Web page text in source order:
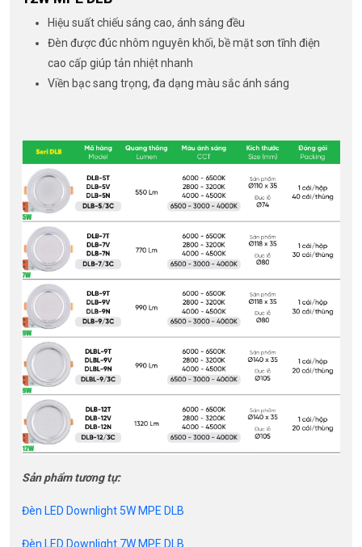
Hiệu suất chiếu sáng cao, ánh sáng đều
Đèn được đúc nhôm nguyên khối, bề mặt sơn tĩnh điện
cao cấp giúp tản nhiệt nhanh
Viền bạc sang trọng, đa dạng màu sắc ánh sáng
Sản phẩm tương tự:
Đèn LED Downlight 5W MPE DLB
Đèn LED Downlight 7W MPE DLB